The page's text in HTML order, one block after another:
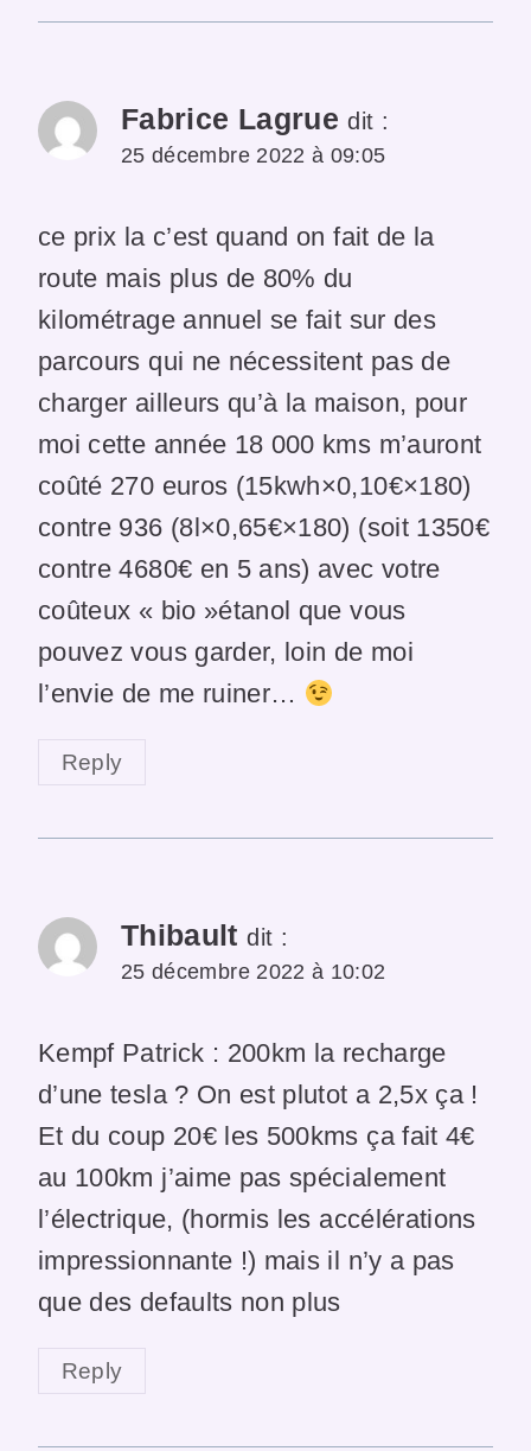
Fabrice Lagrue dit :
25 décembre 2022 à 09:05
ce prix la c’est quand on fait de la
route mais plus de 80% du
kilométrage annuel se fait sur des
parcours qui ne nécessitent pas de
charger ailleurs qu’à la maison, pour
moi cette année 18 000 kms m’auront
coûté 270 euros (15kwh×0,10€×180)
contre 936 (8l×0,65€×180) (soit 1350€
contre 4680€ en 5 ans) avec votre
coûteux « bio »étanol que vous
pouvez vous garder, loin de moi
l’envie de me ruiner…
Reply
Thibault dit :
25 décembre 2022 à 10:02
Kempf Patrick : 200km la recharge
d’une tesla ? On est plutot a 2,5x ça !
Et du coup 20€ les 500kms ça fait 4€
au 100km j’aime pas spécialement
l’électrique, (hormis les accélérations
impressionnante !) mais il n’y a pas
que des defaults non plus
Reply